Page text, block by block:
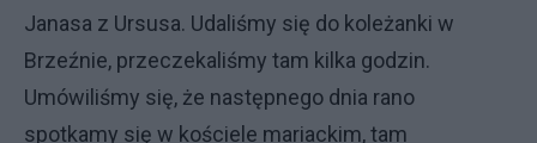
Janasa z Ursusa. Udaliśmy się do koleżanki w
Brzeźnie, przeczekaliśmy tam kilka godzin.
Umówiliśmy się, że następnego dnia rano
spotkamy się w kościele mariackim, tam